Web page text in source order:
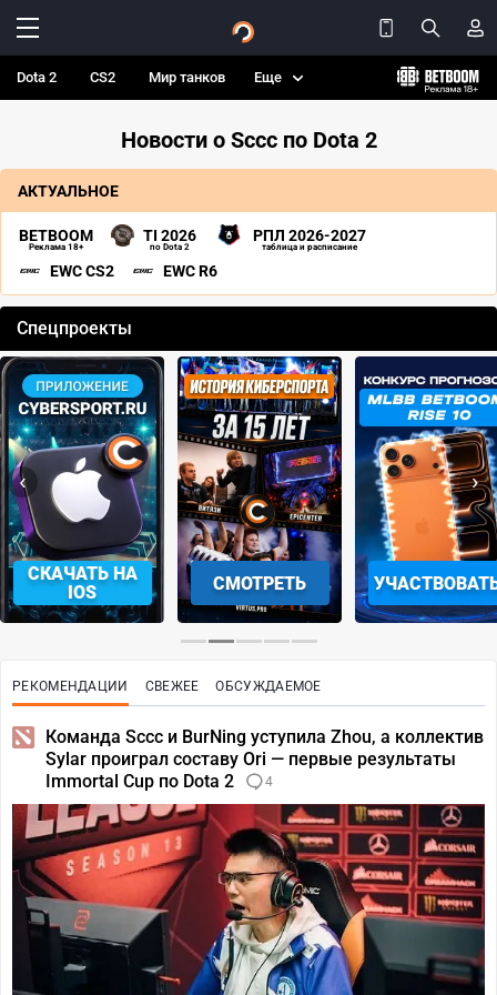
Dota 2 CS2 Мир танков Еще
Новости о Sccc по Dota 2
АКТУАЛЬНОЕ
BETBOOM
Реклама 18+
TI 2026
по Dota 2
РПЛ 2026-2027
таблица и расписание
EWC CS2 EWC R6
Спецпроекты
СКАЧАТЬ НА
IOS
СМОТРЕТЬ
‹ ›
РЕКОМЕНДАЦИИ СВЕЖЕЕ ОБСУЖДАЕМОЕ
Команда Sccc и BurNing уступила Zhou, а коллектив
Sylar проиграл составу Ori — первые результаты
Immortal Cup по Dota 2
4